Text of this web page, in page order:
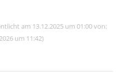
am 13.12.2025 um 01:00 von:
um 11:42)